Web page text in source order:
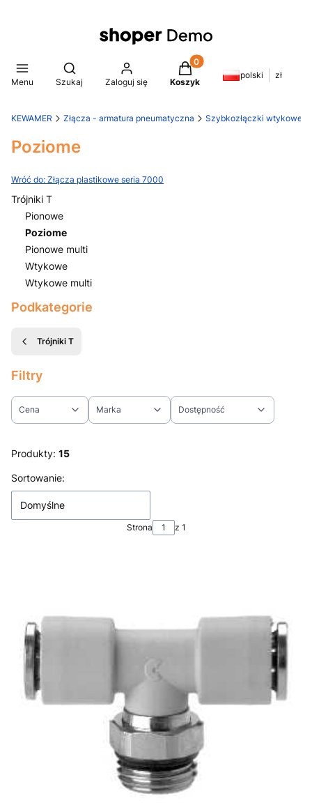
Menu
Otwórz wyszukiwarkę
Szukaj Zaloguj się
Produkty w koszyku: 0.
Koszyk
polski zł
KEWAMER Złącza - armatura pneumatyczna Szybkozłączki wtykowe
Poziome
Wróć do: Złącza plastikowe seria 7000
Trójniki T
Pionowe
Poziome
Pionowe multi
Wtykowe
Wtykowe multi
Koniec menu
Podkategorie
Trójniki T
Filtry
Cena Marka Dostępność
Produkty: 15
Lista produktów
Sortowanie:
Domyślne
Strona z 1